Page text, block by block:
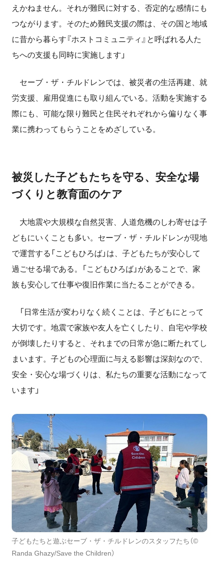
えかねません。それが難民に対する、否定的な感情にも
つながります。そのため難民支援の際は、その国と地域
に昔から暮らす『ホストコミュニティ』と呼ばれる人た
ちへの支援も同時に実施します」
セーブ・ザ・チルドレンでは、被災者の生活再建、就
労支援、雇用促進にも取り組んでいる。活動を実施する
際にも、可能な限り難民と住民それぞれから偏りなく事
業に携わってもらうことをめざしている。
被災した子どもたちを守る、安全な場
づくりと教育面のケア
大地震や大規模な自然災害、人道危機のしわ寄せは子
どもにいくことも多い。セーブ・ザ・チルドレンが現地
で運営する「こどもひろば」は、子どもたちが安心して
過ごせる場である。「こどもひろば」があることで、家
族も安心して仕事や復旧作業に当たることができる。
「日常生活が変わりなく続くことは、子どもにとって
大切です。地震で家族や友人を亡くしたり、自宅や学校
が倒壊したりすると、それまでの日常が急に断たれてし
まいます。子どもの心理面に与える影響は深刻なので、
安全・安心な場づくりは、私たちの重要な活動になって
います」
子どもたちと遊ぶセーブ・ザ・チルドレンのスタッフたち（©
Randa Ghazy/Save the Children）